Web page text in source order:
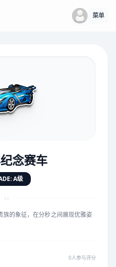
菜单
念赛车
A级
“
族的象征，在分秒之间展现优雅姿
0人参与评分
★★★
5.0分